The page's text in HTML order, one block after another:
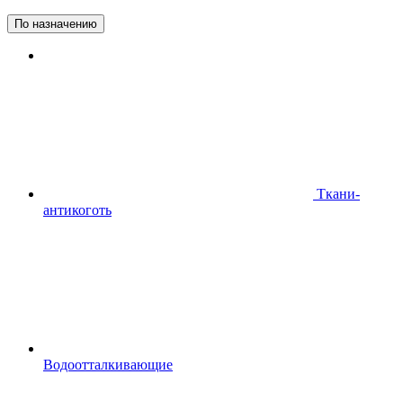
По назначению
Ткани-
антикоготь
Водоотталкивающие